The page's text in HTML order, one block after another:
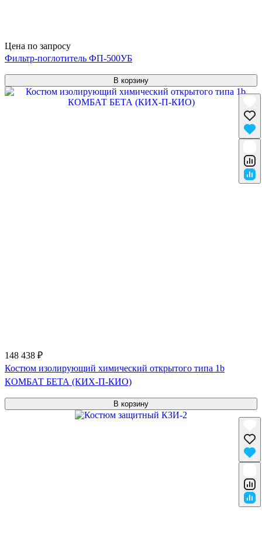
Цена по запросу
Фильтр-поглотитель ФП-500УБ
В корзину
148 438 ₽
Костюм изолирующий химический открытого типа 1b
КОМБАТ БЕТА (КИХ-П-КИО)
В корзину